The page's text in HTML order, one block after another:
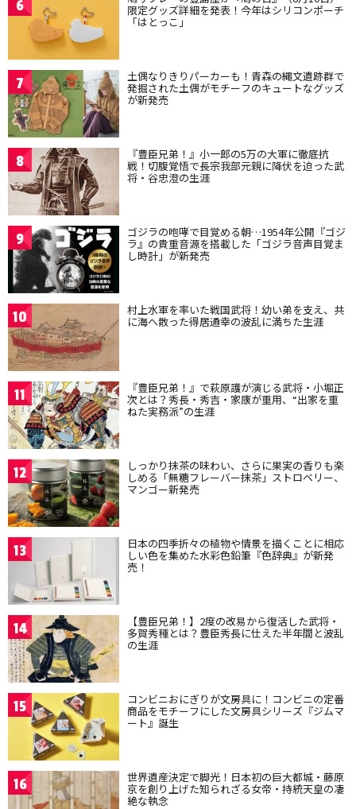
6 限定グッズ詳細を発表！今年はシリコンポーチ
「はとっこ」
7 土偶なりきりパーカーも！青森の縄文遺跡群で
発掘された土偶がモチーフのキュートなグッズ
が新発売
8 『豊臣兄弟！』小一郎の5万の大軍に徹底抗
戦！切腹覚悟で長宗我部元親に降伏を迫った武
将・谷忠澄の生涯
9 ゴジラの咆哮で目覚める朝…1954年公開『ゴジ
ラ』の貴重音源を搭載した「ゴジラ音声目覚ま
し時計」が新発売
10 村上水軍を率いた戦国武将！幼い弟を支え、共
に海へ散った得居通幸の波乱に満ちた生涯
11 『豊臣兄弟！』で萩原護が演じる武将・小堀正
次とは？秀長・秀吉・家康が重用、“出家を重
ねた実務派”の生涯
12 しっかり抹茶の味わい、さらに果実の香りも楽
しめる「無糖フレーバー抹茶」ストロベリー、
マンゴー新発売
13 日本の四季折々の植物や情景を描くことに相応
しい色を集めた水彩色鉛筆『色辞典』が新発
売！
14 【豊臣兄弟！】2度の改易から復活した武将・
多賀秀種とは？豊臣秀長に仕えた半年間と波乱
の生涯
15 コンビニおにぎりが文房具に！コンビニの定番
商品をモチーフにした文房具シリーズ『ジムマ
ート』誕生
16 世界遺産決定で脚光！日本初の巨大都城・藤原
京を創り上げた知られざる女帝・持統天皇の凄
絶な執念